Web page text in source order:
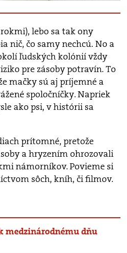
lebo sa tak ony
nič, čo samy nechcú. No a
ľudských kolónií vždy
pre zásoby potravín. To
mačky sú aj príjemné a
spoločníčky. Napriek
ako psi, v histórii sa
prítomné, pretože
a hryzením ohrozovali
námorníkov. Povieme si
sôch, kníh, či filmov.
medzinárodnému dňu